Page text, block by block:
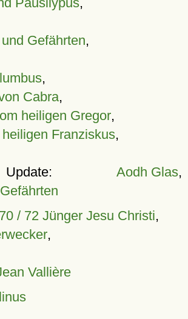
Gefährten,
,
Cabra,
heiligen Gregor,
Franziskus,
Aodh Glas,
/ 72 Jünger Jesu Christi,
,
Vallière